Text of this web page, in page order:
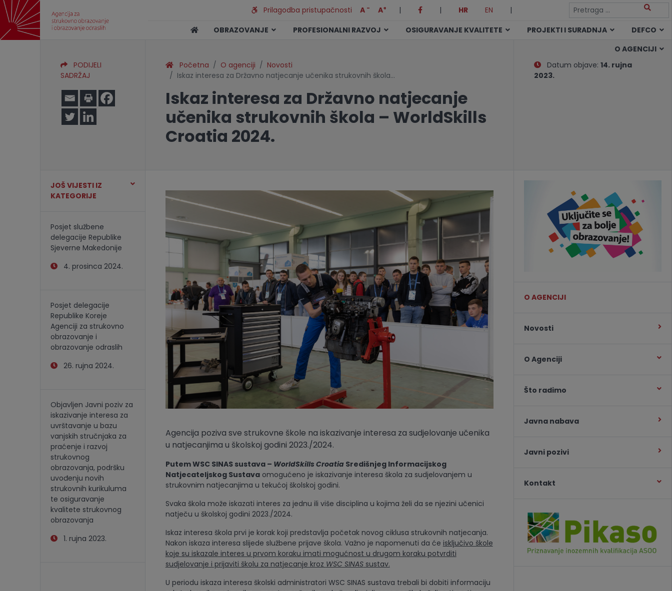
Prilagodba pristupačnosti A - A+ | | HR EN
|
OBRAZOVANJE
PROFESIONALNI RAZVOJ OSIGURAVANJE KVALITETE PROJEKTI I SURADNJA
DEFCO
O AGENCIJI
PODIJELI
SADRŽAJ
Početna O agenciji
Novosti
Iskaz interesa za Državno natjecanje učenika strukovnih škola…
Iskaz interesa za Državno natjecanje
učenika strukovnih škola – WorldSkills
Croatia 2024.
Datum objave: 14. rujna
2023.
JOŠ VIJESTI IZ
KATEGORIJE
Posjet službene
delegacije Republike
Sjeverne Makedonije
4. prosinca 2024.
Posjet delegacije
Republike Koreje
Agenciji za strukovno
obrazovanje i
obrazovanje odraslih
26. rujna 2024.
Objavljen Javni poziv za
iskazivanje interesa za
uvrštavanje u bazu
vanjskih stručnjaka za
praćenje i razvoj
strukovnog
obrazovanja, podršku
uvođenju novih
strukovnih kurikuluma
te osiguravanje
kvalitete strukovnog
obrazovanja
1. rujna 2023.
Agencija poziva sve strukovne škole na iskazivanje interesa za sudjelovanje učenika
u natjecanjima u školskoj godini 2023./2024.
Putem WSC SINAS sustava – WorldSkills Croatia Središnjeg Informacijskog
Natjecateljskog Sustavaomogućeno je iskazivanje interesa škola za sudjelovanjem u
strukovnim natjecanjima u tekućoj školskoj godini.
Svaka škola može iskazati interes za jednu ili više disciplina u kojima želi da se njezini učenici
natječu u školskoj godini 2023./2024.
Iskaz interesa škola prvi je korak koji predstavlja početak novog ciklusa strukovnih natjecanja.
Nakon iskaza interesa slijede službene prijave škola. Važno je napomenuti da će isključivo škole
koje su iskazale interes u prvom koraku imati mogućnost u drugom koraku potvrditi
sudjelovanje i prijaviti školu za natjecanje kroz WSC SINASsustav.
U periodu iskaza interesa školski administratori WSC SINAS sustava trebali bi dobiti informaciju
O AGENCIJI
Novosti
O Agenciji
Što radimo
Javna nabava
Javni pozivi
Kontakt